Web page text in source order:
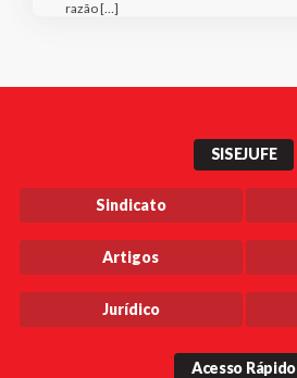
razão […]
SISEJUFE
Sindicato
Artigos
Jurídico
Acesso Rápido